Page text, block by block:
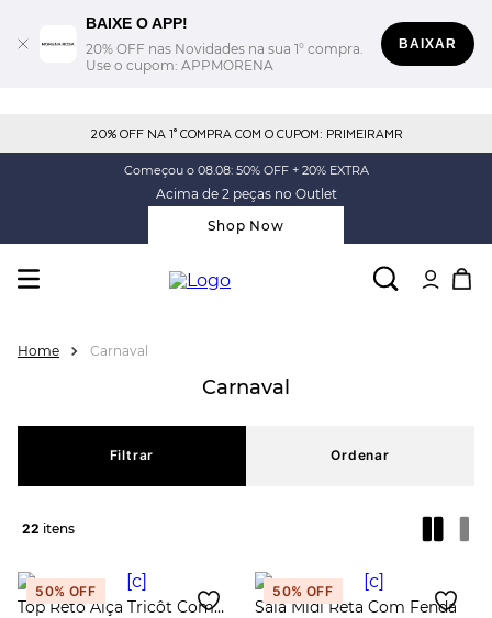
BAIXE O APP!
20% OFF nas Novidades na sua 1° compra.
Use o cupom: APPMORENA
BAIXAR
20% OFF NA 1° COMPRA COM O CUPOM: PRIMEIRAMR
Começou o 08.08: 50% OFF + 20% EXTRA
Acima de 2 peças no Outlet
Shop Now
Carnaval
Carnaval
Filtrar
22
50% OFF
Top Reto Alça Tricôt Com
50% OFF
Saia Midi Reta Com Fenda